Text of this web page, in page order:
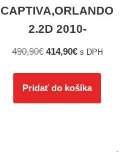
CAPTIVA,ORLANDO
2.2D 2010-
490,90€ 414,90€ s DPH
Pridať do košíka